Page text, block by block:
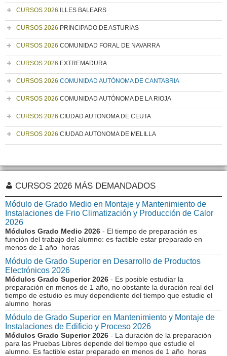
CURSOS 2026 ILLES BALEARS
CURSOS 2026 PRINCIPADO DE ASTURIAS
CURSOS 2026 COMUNIDAD FORAL DE NAVARRA
CURSOS 2026 EXTREMADURA
CURSOS 2026 COMUNIDAD AUTÓNOMA DE CANTABRIA
CURSOS 2026 COMUNIDAD AUTÓNOMA DE LA RIOJA
CURSOS 2026 CIUDAD AUTONOMA DE CEUTA
CURSOS 2026 CIUDAD AUTONOMA DE MELILLA
CURSOS 2026 MÁS DEMANDADOS
Módulo de Grado Medio en Montaje y Mantenimiento de
Instalaciones de Frio Climatización y Producción de Calor
2026
Módulos Grado Medio 2026 - El tiempo de preparación es
función del trabajo del alumno: es factible estar preparado en
menos de 1 año horas
Módulo de Grado Superior en Desarrollo de Productos
Electrónicos 2026
Módulos Grado Superior 2026 - Es posible estudiar la
preparación en menos de 1 año, no obstante la duración real del
tiempo de estudio es muy dependiente del tiempo que estudie el
alumno horas
Módulo de Grado Superior en Mantenimiento y Montaje de
Instalaciones de Edificio y Proceso 2026
Módulos Grado Superior 2026 - La duración de la preparación
para las Pruebas Libres depende del tiempo que estudie el
alumno. Es factible estar preparado en menos de 1 año horas